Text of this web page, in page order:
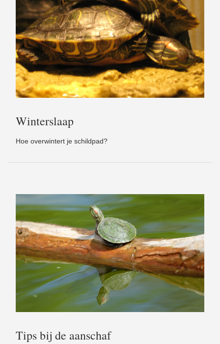
Winterslaap
Hoe overwintert je schildpad?
Tips bij de aanschaf